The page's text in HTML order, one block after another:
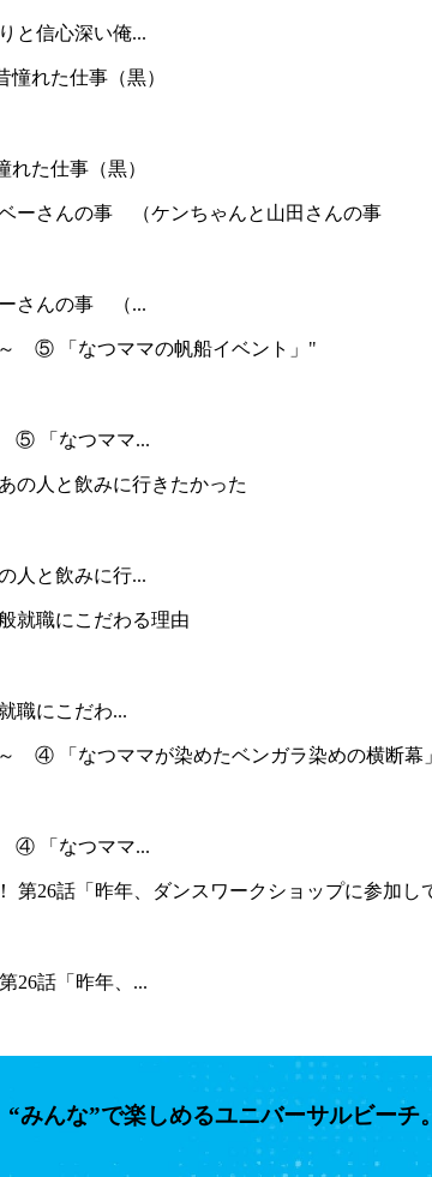
と信心深い俺...
た仕事（黒）
さんの事 （...
⑤ 「なつママ...
人と飲みに行...
職にこだわ...
④ 「なつママ...
26話「昨年、...
みんな”で楽しめるユニバーサルビーチ。